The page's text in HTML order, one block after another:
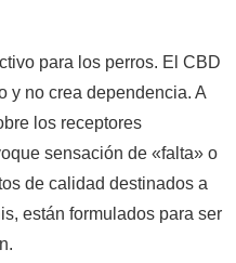
para los perros. El CBD
y no crea dependencia. A
los receptores
sensación de «falta» o
de calidad destinados a
están formulados para ser